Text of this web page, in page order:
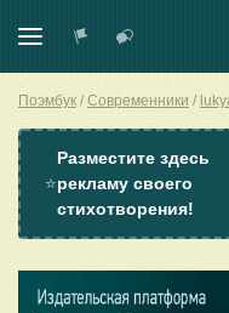
Поэмбук Современники
⭐
Разместите здесь
рекламу своего
стихотворения!